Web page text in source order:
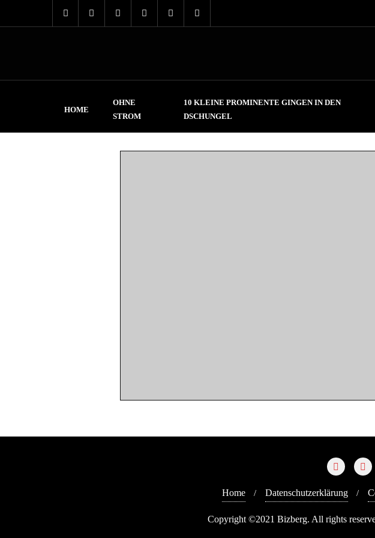
HOME
OHNE
STROM
10 KLEINE PROMINENTE GINGEN IN DEN
DSCHUNGEL
Home Datenschutzerklärung
Copyright ©2021 Bizberg. All rights